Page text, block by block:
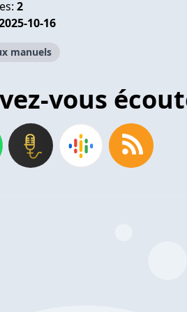
2
10-16
manuels
vous